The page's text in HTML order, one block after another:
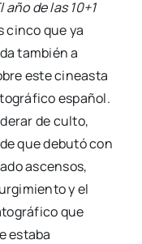
año de las 10+1
cinco que ya
también a
este cineasta
español.
de culto,
que debutó con
ascensos,
y el
que
estaba